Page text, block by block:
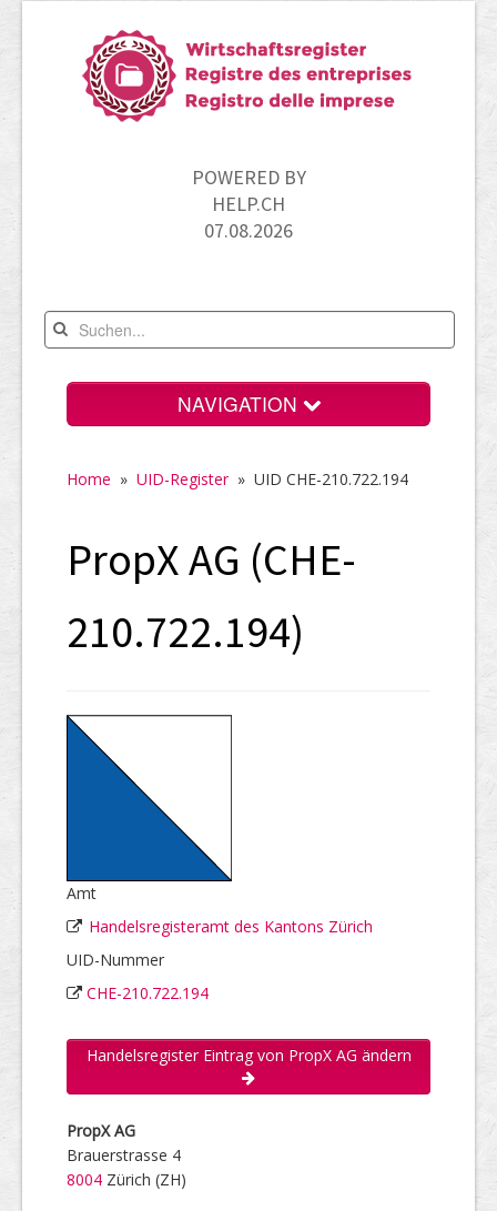
POWERED BY
HELP.CH
07.08.2026
NAVIGATION
Neugründungen
UID-Register
Home » UID-Register» UID CHE-210.722.194
PropX AG (CHE-
210.722.194)
Amt
Handelsregisteramt des Kantons Zürich
UID-Nummer
CHE-210.722.194
Handelsregister Eintrag von PropX AG ändern
PropX AG
Brauerstrasse 4
8004 Zürich (ZH)